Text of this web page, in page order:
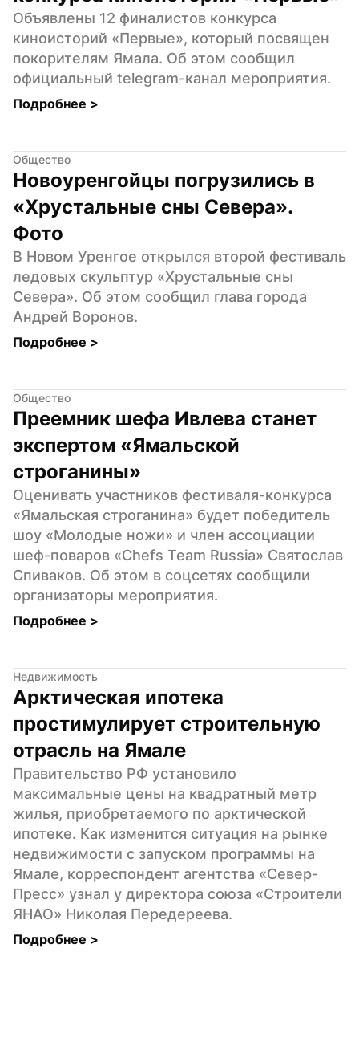
Объявлены 12 финалистов конкурса
киноисторий «Первые», который посвящен
покорителям Ямала. Об этом сообщил
официальный telegram-канал мероприятия.
Подробнее >
Общество
Новоуренгойцы погрузились в
«Хрустальные сны Севера».
Фото
В Новом Уренгое открылся второй фестиваль
ледовых скульптур «Хрустальные сны
Севера». Об этом сообщил глава города
Андрей Воронов.
Подробнее >
Общество
Преемник шефа Ивлева станет
экспертом «Ямальской
строганины»
Оценивать участников фестиваля-конкурса
«Ямальская строганина» будет победитель
шоу «Молодые ножи» и член ассоциации
шеф-поваров «Chefs Team Russia» Святослав
Спиваков. Об этом в соцсетях сообщили
организаторы мероприятия.
Подробнее >
Недвижимость
Арктическая ипотека
простимулирует строительную
отрасль на Ямале
Правительство РФ установило
максимальные цены на квадратный метр
жилья, приобретаемого по арктической
ипотеке. Как изменится ситуация на рынке
недвижимости с запуском программы на
Ямале, корреспондент агентства «Север-
Пресс» узнал у директора союза «Строители
ЯНАО» Николая Передереева.
Подробнее >